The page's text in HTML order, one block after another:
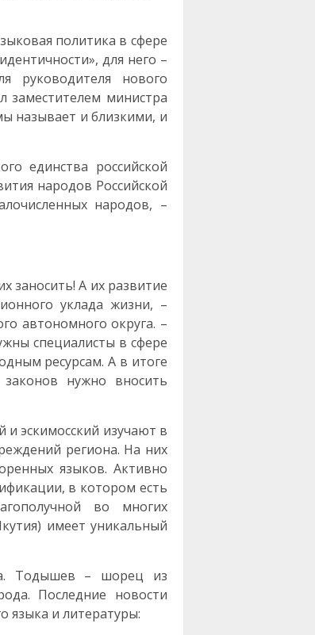
политика в сфере
для него –
руководителя нового
заместителем министра
называет и близкими, и
единства российской
народов Российской
народов, –
заносить! А их развитие
уклада жизни, –
автономного округа. –
специалисты в сфере
ресурсам. А в итоге
нужно вносить
и эскимосский изучают в
региона. На них
языков. Активно
в котором есть
во многих
имеет уникальный
Тодышев – шорец из
Последние новости
языка и литературы: